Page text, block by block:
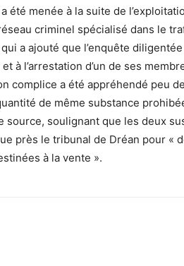
été menée à la suite de
criminel spécialisé dans le
a ajouté que l’enquête
à l’arrestation d’un de ses
complice a été appréhendé peu
de même substance
soulignant que les deux
près le tribunal de Dréan pour «
à la vente ».